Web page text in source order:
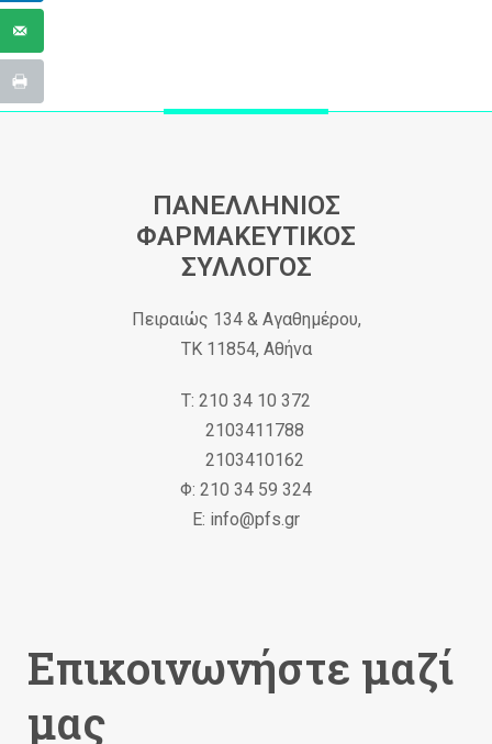
ΠΑΝΕΛΛΗΝΙΟΣ
ΦΑΡΜΑΚΕΥΤΙΚΟΣ
ΣΥΛΛΟΓΟΣ
Πειραιώς 134 & Αγαθημέρου,
ΤΚ 11854, Αθήνα
Τ: 210 34 10 372
2103411788
2103410162
Φ: 210 34 59 324
Ε: info@pfs.gr
Επικοινωνήστε μαζί
μας